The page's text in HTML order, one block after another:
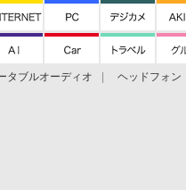
タブルオーディオ ヘッドフォン